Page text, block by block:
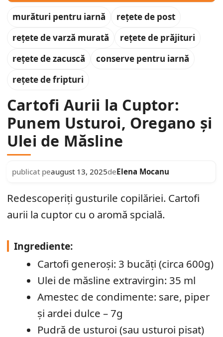
murături pentru iarnă
rețete de post
rețete de varză murată
rețete de prăjituri
rețete de zacuscă
conserve pentru iarnă
rețete de fripturi
Cartofi Aurii la Cuptor:
Punem Usturoi, Oregano și
Ulei de Măsline
publicat peaugust 13, 2025deElena Mocanu
Redescoperiți gusturile copilăriei. Cartofi
aurii la cuptor cu o aromă spcială.
Ingrediente:
Cartofi generoși: 3 bucăți (circa 600g)
Ulei de măsline extravirgin: 35 ml
Amestec de condimente: sare, piper
și ardei dulce – 7g
Pudră de usturoi (sau usturoi pisat)